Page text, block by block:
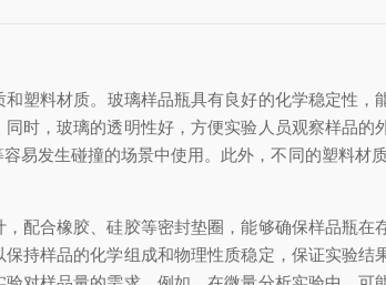
塑料材质。玻璃样品瓶具有良好的化学稳定性
时，玻璃的透明性好，方便实验人员观察样品的
易发生碰撞的场景中使用。此外，不同的塑料材
合橡胶、硅胶等密封垫圈，能够确保样品瓶在
持样品的化学组成和物理性质稳定，保证实验